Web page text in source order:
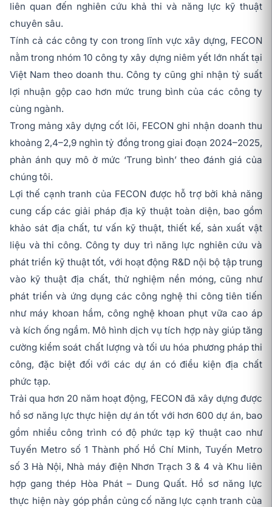
liên quan đến nghiên cứu khả thi và năng lực kỹ thuật
chuyên sâu.
Tính cả các công ty con trong lĩnh vực xây dựng, FECON
nằm trong nhóm 10 công ty xây dựng niêm yết lớn nhất tại
Việt Nam theo doanh thu. Công ty cũng ghi nhận tỷ suất
lợi nhuận gộp cao hơn mức trung bình của các công ty
cùng ngành.
Trong mảng xây dựng cốt lõi, FECON ghi nhận doanh thu
khoảng 2,4–2,9 nghìn tỷ đồng trong giai đoạn 2024–2025,
phản ánh quy mô ở mức ‘Trung bình’ theo đánh giá của
chúng tôi.
Lợi thế cạnh tranh của FECON được hỗ trợ bởi khả năng
cung cấp các giải pháp địa kỹ thuật toàn diện, bao gồm
khảo sát địa chất, tư vấn kỹ thuật, thiết kế, sản xuất vật
liệu và thi công. Công ty duy trì năng lực nghiên cứu và
phát triển kỹ thuật tốt, với hoạt động R&D nội bộ tập trung
vào kỹ thuật địa chất, thử nghiệm nền móng, cũng như
phát triển và ứng dụng các công nghệ thi công tiên tiến
như máy khoan hầm, công nghệ khoan phụt vữa cao áp
và kích ống ngầm. Mô hình dịch vụ tích hợp này giúp tăng
cường kiểm soát chất lượng và tối ưu hóa phương pháp thi
công, đặc biệt đối với các dự án có điều kiện địa chất
phức tạp.
Trải qua hơn 20 năm hoạt động, FECON đã xây dựng được
hồ sơ năng lực thực hiện dự án tốt với hơn 600 dự án, bao
gồm nhiều công trình có độ phức tạp kỹ thuật cao như
Tuyến Metro số 1 Thành phố Hồ Chí Minh, Tuyến Metro
số 3 Hà Nội, Nhà máy điện Nhơn Trạch 3 & 4 và Khu liên
hợp gang thép Hòa Phát – Dung Quất. Hồ sơ năng lực
thực hiện này góp phần củng cố năng lực cạnh tranh của